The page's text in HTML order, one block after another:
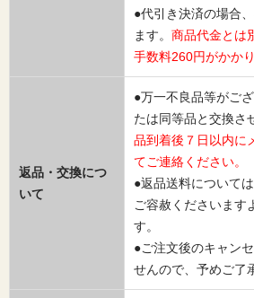
●代引き決済の場合
ます。 商品代金とは
手数料260円がかかり
返品・交換につ
いて
●万一不良品等がご
たは同等品と交換さ
品到着後７日以内に
てご連絡ください。
●返品送料について
ご容赦くださいます
す。
●ご注文後のキャン
せんので、予めご了